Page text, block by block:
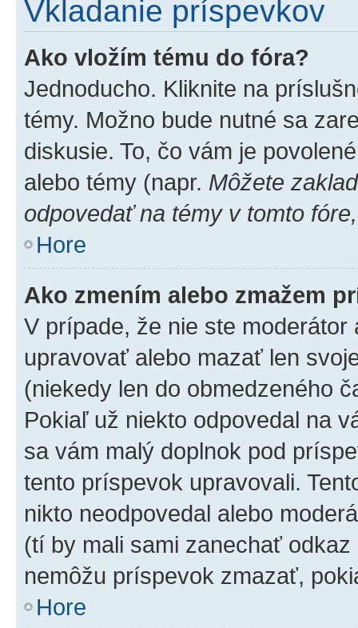
Vkladanie príspevkov
Ako vložím tému do fóra?
Jednoducho. Kliknite na
témy. Možno bude nutné sa
diskusie. To, čo vám je
alebo témy (napr. Môžete
odpovedať na témy v tomto
Hore
Ako zmením alebo zmažem
V prípade, že nie ste
upravovať alebo mazať len
(niekedy len do obmedzeného
Pokiaľ už niekto odpovedal na
sa vám malý doplnok pod
tento príspevok upravovali.
nikto neodpovedal alebo
(tí by mali sami zanechať
nemôžu príspevok zmazať,
Hore